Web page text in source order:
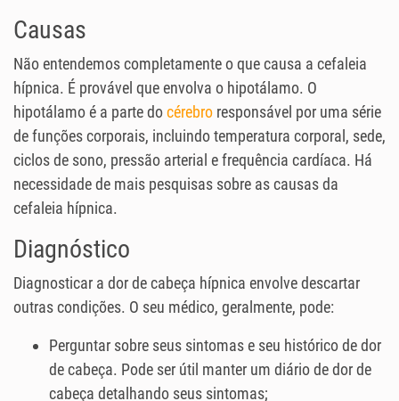
Causas
Não entendemos completamente o que causa a cefaleia
hípnica. É provável que envolva o hipotálamo. O
hipotálamo é a parte docérebro responsável por uma série
de funções corporais, incluindo temperatura corporal, sede,
ciclos de sono, pressão arterial e frequência cardíaca. Há
necessidade de mais pesquisas sobre as causas da
cefaleia hípnica.
Diagnóstico
Diagnosticar a dor de cabeça hípnica envolve descartar
outras condições. O seu médico, geralmente, pode:
Perguntar sobre seus sintomas e seu histórico de dor
de cabeça. Pode ser útil manter um diário de dor de
cabeça detalhando seus sintomas;